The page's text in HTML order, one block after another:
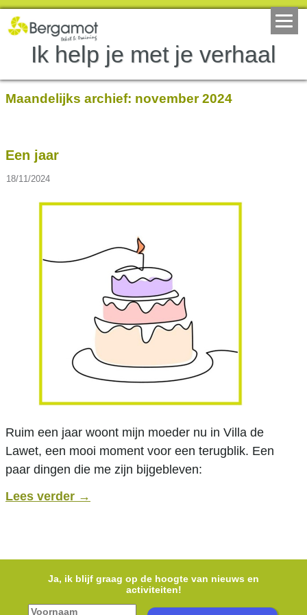
Ik help je met je verhaal
Maandelijks archief: november 2024
Een jaar
18/11/2024
Ruim een jaar woont mijn moeder nu in Villa de
Lawet, een mooi moment voor een terugblik. Een
paar dingen die me zijn bijgebleven:
Lees verder →
Ja, ik blijf graag op de hoogte van nieuws en
activiteiten!